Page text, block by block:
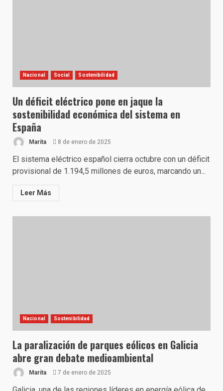
Nacional Social Sostenibilidad
Un déficit eléctrico pone en jaque la
sostenibilidad económica del sistema en
España
Marita 8 de enero de 2025
El sistema eléctrico español cierra octubre con un déficit
provisional de 1.194,5 millones de euros, marcando un...
Leer Más
Nacional Sostenibilidad
La paralización de parques eólicos en Galicia
abre gran debate medioambiental
Marita 7 de enero de 2025